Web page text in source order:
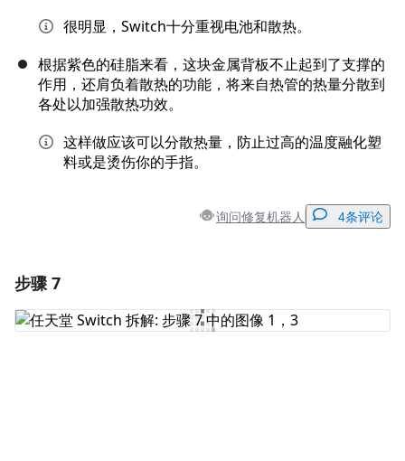
很明显，Switch十分重视电池和散热。
根据紫色的硅脂来看，这块金属背板不止起到了支撑的
作用，还肩负着散热的功能，将来自热管的热量分散到
各处以加强散热功效。
这样做应该可以分散热量，防止过高的温度融化塑
料或是烫伤你的手指。
询问修复机器人 4条评论
添加评论
步骤 7